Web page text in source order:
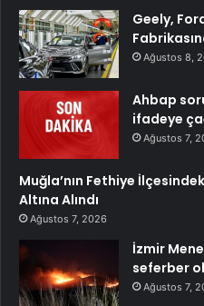
Geely,
Ağustos 8,
Ahbap
ifadeye
Ağustos 7,
Muğla’nın Fethiye
Altına Alındı
Ağustos 7, 2026
İzmir
seferber
Ağustos 7,